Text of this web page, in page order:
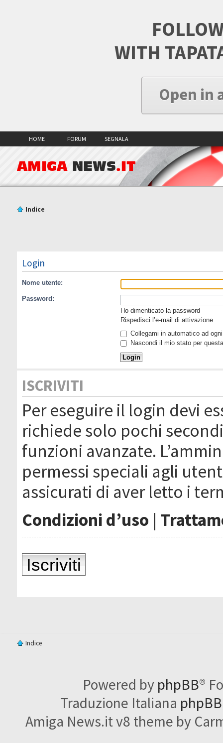
WITH
Open in
HOME FORUM SEGNALA
AMIGA NEWS.IT
Indice
Login
Nome utente:
Password:
Ho dimenticato la password
Rispedisci l’e-mail di attivazione
Collegami in automatico ad
Nascondi il mio stato per
ISCRIVITI
Per eseguire il login devi
richiede solo pochi
funzioni avanzate.
permessi speciali agli
assicurati di aver letto i
Condizioni d’uso |
Iscriviti
Indice
Powered by phpBB®
Traduzione Italiana
Amiga News.it v8 theme by